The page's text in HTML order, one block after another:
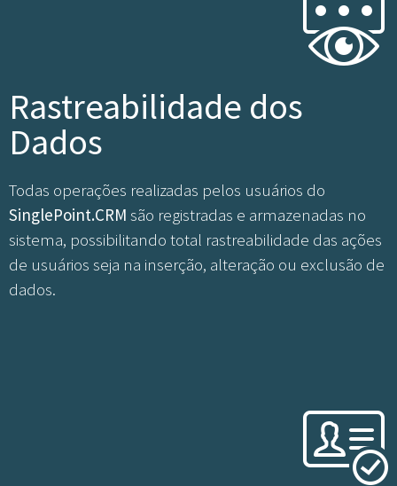
Rastreabilidade dos
Dados
Todas operações realizadas pelos usuários do
SinglePoint.CRM são registradas e armazenadas no
sistema, possibilitando total rastreabilidade das ações
de usuários seja na inserção, alteração ou exclusão de
dados.